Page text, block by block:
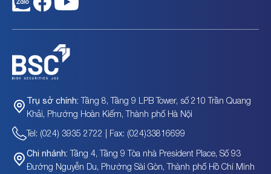
Trụ sở chính: Tầng 8, Tầng 9 LPB Tower, số 210 Trần Quang
Khải, Phường Hoàn Kiếm, Thành phố Hà Nội
Tel: (024) 3935 2722 | Fax: (024)33816699
Chi nhánh: Tầng 4, Tầng 9 Tòa nhà President Place, Số 93
Đường Nguyễn Du, Phường Sài Gòn, Thành phố Hồ Chí Minh